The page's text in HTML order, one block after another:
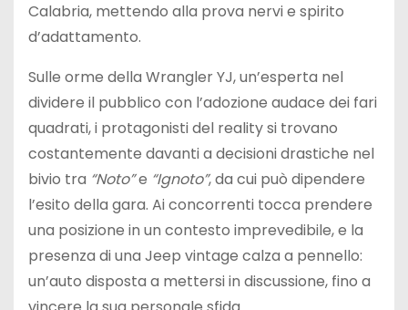
Calabria, mettendo alla prova nervi e spirito
d’adattamento.
Sulle orme della Wrangler YJ, un’esperta nel
dividere il pubblico con l’adozione audace dei fari
quadrati, i protagonisti del reality si trovano
costantemente davanti a decisioni drastiche nel
bivio tra “Noto”e “Ignoto”, da cui può dipendere
l’esito della gara. Ai concorrenti tocca prendere
una posizione in un contesto imprevedibile, e la
presenza di una Jeep vintage calza a pennello:
un’auto disposta a mettersi in discussione, fino a